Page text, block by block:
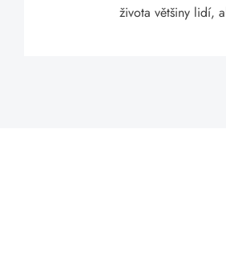
života většiny lidí,